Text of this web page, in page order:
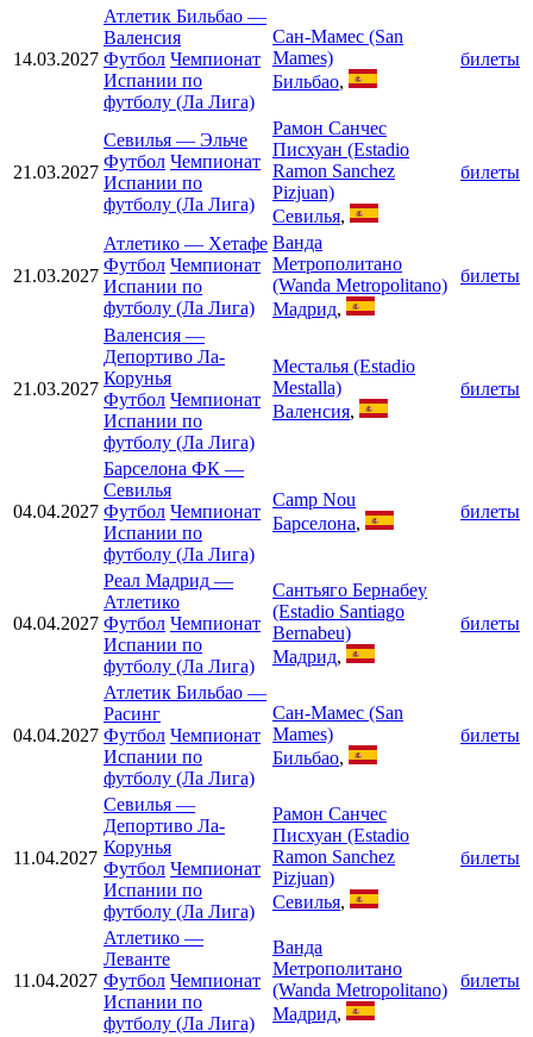
14.03.2027
Атлетик Бильбао —
Валенсия
Футбол Чемпионат
Испании по
футболу (Ла Лига)
Сан-Мамес (San
Mames)
Бильбао,
билеты
21.03.2027
Севилья — Эльче
Футбол Чемпионат
Испании по
футболу (Ла Лига)
Рамон Санчес
Писхуан (Estadio
Ramon Sanchez
Pizjuan)
Севилья,
билеты
21.03.2027
Атлетико — Хетафе
Футбол Чемпионат
Испании по
футболу (Ла Лига)
Ванда
Метрополитано
(Wanda Metropolitano)
Мадрид,
билеты
21.03.2027
Валенсия —
Депортиво Ла-
Корунья
Футбол Чемпионат
Испании по
футболу (Ла Лига)
Месталья (Estadio
Mestalla)
Валенсия,
билеты
04.04.2027
Барселона ФК —
Севилья
Футбол Чемпионат
Испании по
футболу (Ла Лига)
Camp Nou
Барселона,
билеты
04.04.2027
Реал Мадрид —
Атлетико
Футбол Чемпионат
Испании по
футболу (Ла Лига)
Сантьяго Бернабеу
(Estadio Santiago
Bernabeu)
Мадрид,
билеты
04.04.2027
Атлетик Бильбао —
Расинг
Футбол Чемпионат
Испании по
футболу (Ла Лига)
Сан-Мамес (San
Mames)
Бильбао,
билеты
11.04.2027
Севилья —
Депортиво Ла-
Корунья
Футбол Чемпионат
Испании по
футболу (Ла Лига)
Рамон Санчес
Писхуан (Estadio
Ramon Sanchez
Pizjuan)
Севилья,
билеты
11.04.2027
Атлетико —
Леванте
Футбол Чемпионат
Испании по
футболу (Ла Лига)
Ванда
Метрополитано
(Wanda Metropolitano)
Мадрид,
билеты